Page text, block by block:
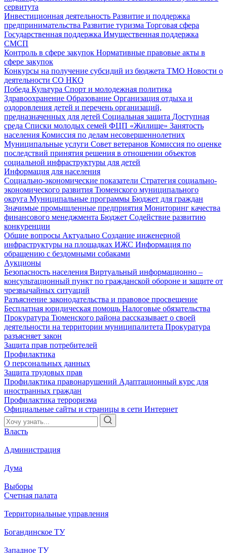
сервитута
Инвестиционная деятельность Развитие и поддержка
предпринимательства Развитие туризма Торговая сфера
Государственная поддержка Имущественная поддержка
СМСП
Контроль в сфере закупок Нормативные правовые акты в
сфере закупок
Конкурсы на получение субсидий из бюджета ТМО Новости о
деятельности СО НКО
Победа Культура Спорт и молодежная политика
Здравоохранение Образование Организация отдыха и
оздоровления детей и перечень организаций,
предназначенных для детей Социальная защита Доступная
среда Списки молодых семей ФЦП «Жилище» Занятость
населения Комиссия по делам несовершеннолетних
Муниципальные услуги Совет ветеранов Комиссия по оценке
последствий принятия решения в отношении объектов
социальной инфраструктуры для детей
Информация для населения
Социально-экономические показатели Стратегия социально-
экономического развития Тюменского муниципального
округа Муниципальные программы Бюджет для граждан
Значимые промышленные предприятия Мониторинг качества
финансового менеджмента Бюджет Содействие развитию
конкуренции
Общие вопросы Актуально Создание инженерной
инфраструктуры на площадках ИЖС Информация по
обращению с бездомными собаками
Аукционы
Безопасность населения Виртуальный информационно –
консультационный пункт по гражданской обороне и защите от
чрезвычайных ситуаций
Разъяснение законодательства и правовое просвещение
Бесплатная юридическая помощь Налоговые обязательства
Прокуратура Тюменского района рассказывает о своей
деятельности на территории муниципалитета Прокуратура
разъясняет закон
Защита прав потребителей
Профилактика
О персональных данных
Защита трудовых прав
Профилактика правонарушений Адаптационный курс для
иностранных граждан
Профилактика терроризма
Официальные сайты и страницы в сети Интернет
Власть
Администрация
Дума
Выборы
Счетная палата
Территориальные управления
Богандинское ТУ
Западное ТУ